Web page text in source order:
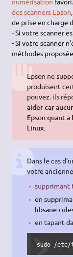
des scanners Epson
de prise en charge
- Si votre scanner
- Si votre scanner
méthodes
Epson ne
produisent
pouvez. ils
aider car
Epson quant
Linux.
Dans le cas
votre
supprimant
en
en tapant
sudo /